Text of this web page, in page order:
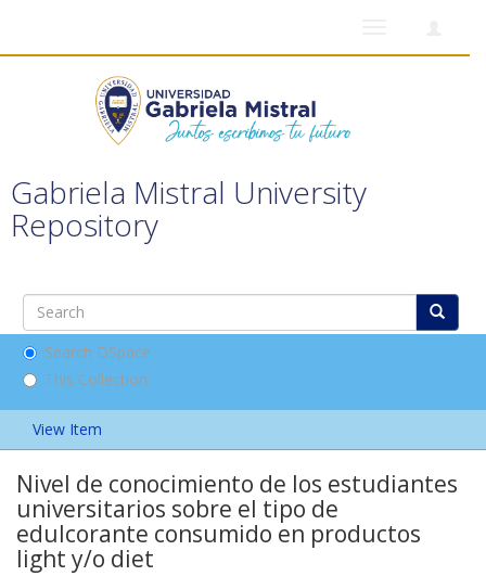
Gabriela Mistral University
Repository
Search DSpace
This Collection
View Item
Nivel de conocimiento de los estudiantes
universitarios sobre el tipo de
edulcorante consumido en productos
light y/o diet